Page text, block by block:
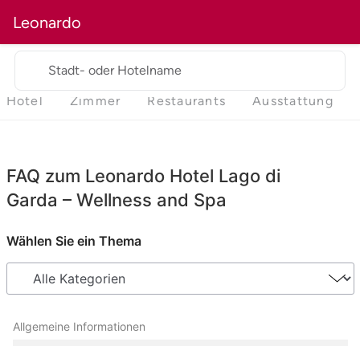
Leonardo
Stadt- oder Hotelname
Hotel Zimmer Restaurants Ausstattung
FAQ zum Leonardo Hotel Lago di
Garda – Wellness and Spa
Wählen Sie ein Thema
Allgemeine Informationen